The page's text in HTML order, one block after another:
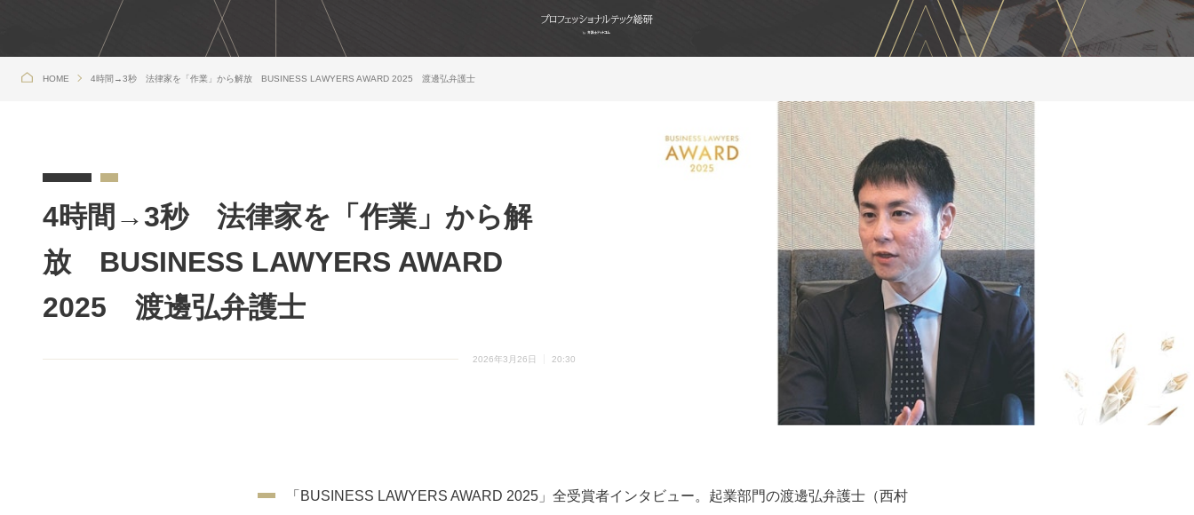
HOME 4時間→3秒 法律家を「作業」から解放 BUSINESS LAWYERS AWARD 2025 渡邊弘弁護士
4時間→3秒 法律家を「作業」から解
放 BUSINESS LAWYERS AWARD
2025 渡邊弘弁護士
2026年3月26日 20:30
「BUSINESS LAWYERS AWARD 2025」全受賞者インタビュー。起業部門の渡邊弘弁護士（西村